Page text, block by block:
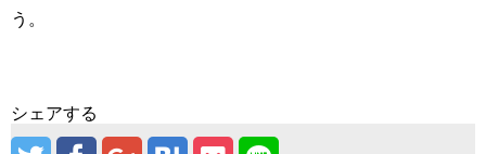
う。
シェアする